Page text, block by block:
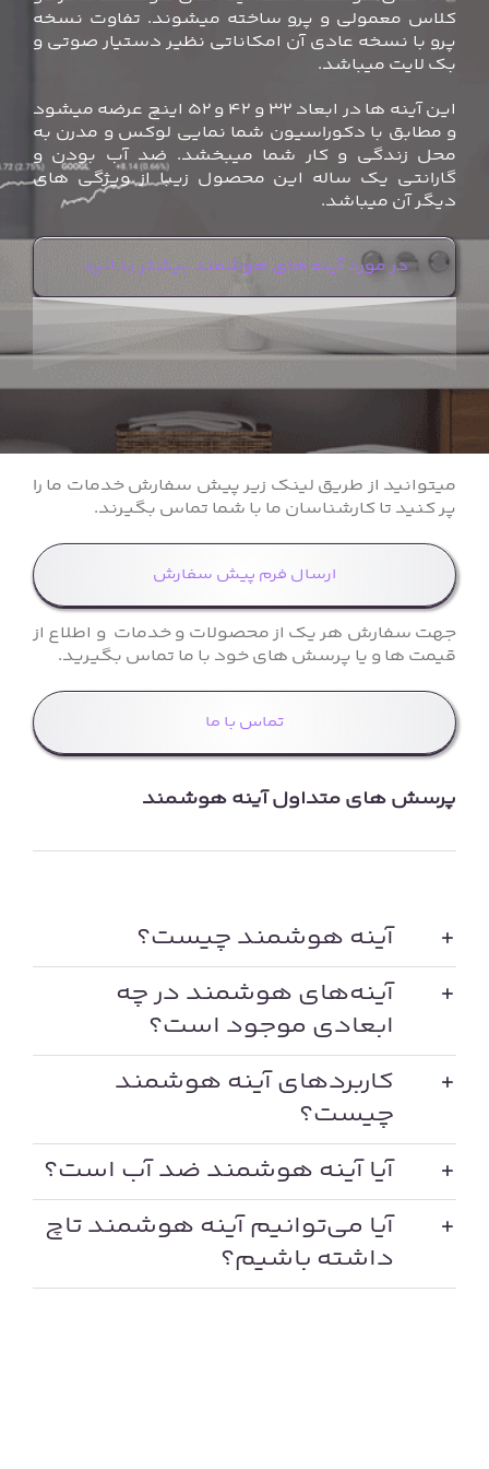
کلاس معمولی و پرو ساخته میشوند. تفاوت نسخه
پرو با نسخه عادی آن امکاناتی نظیر دستیار صوتی و
بک لایت میباشد.
این آینه ها در ابعاد 32 و 42 و 52 اینچ عرضه میشود
و مطابق با دکوراسیون شما نمایی لوکس و مدرن به
محل زندگی و کار شما میبخشد. ضد آب بودن و
گارانتی یک ساله این محصول زیبا از ویژگی های
دیگر آن میباشد.
در مورد آینه های هوشمند بیشتر بدانید
میتوانید از طریق لینک زیر پیش سفارش خدمات ما را
پر کنید تا کارشناسان ما با شما تماس بگیرند.
ارسال فرم پیش سفارش
جهت سفارش هر یک از محصولات و خدمات و اطلاع از
قیمت ها و یا پرسش های خود با ما تماس بگیرید.
تماس با ما
پرسش های متداول آینه هوشمند
آینه هوشمند چیست؟
آینه‌های هوشمند در چه
ابعادی موجود است؟
کاربردهای آینه هوشمند
چیست؟
آیا آینه هوشمند ضد آب است؟
آیا می‌توانیم آینه هوشمند تاچ
داشته باشیم؟